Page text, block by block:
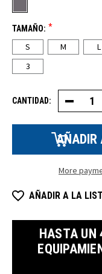
TAMAÑO: *
S M L
3
CANTIDAD: Disminuir
la
cantidad
de
punto
mujer
More
AÑADIR A LA
HASTA UN